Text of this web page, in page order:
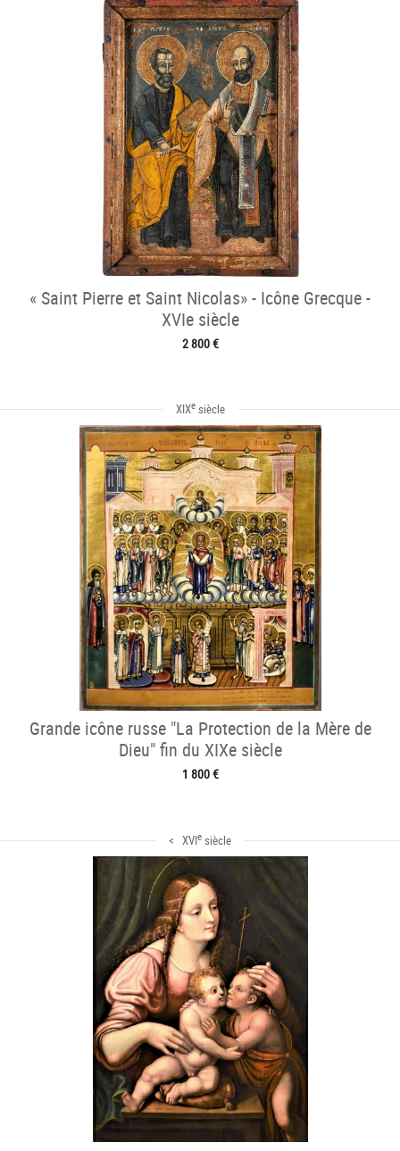
« Saint Pierre et Saint Nicolas» - Icône Grecque -
XVIe siècle
2 800 €
XIXesiècle
Grande icône russe "La Protection de la Mère de
Dieu" fin du XIXe siècle
1 800 €
< XVIe siècle